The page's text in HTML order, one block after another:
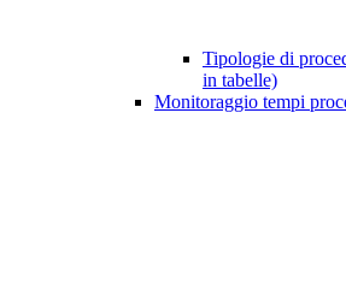
Tipologie di
in tabelle)
Monitoraggio tempi